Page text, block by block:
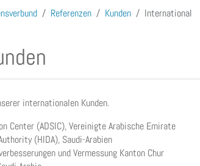
Referenzen Kunden International
internationalen Kunden.
Center (ADSIC), Vereinigte Arabische Emirate
(HIDA), Saudi-Arabien
und Vermessung Kanton Chur